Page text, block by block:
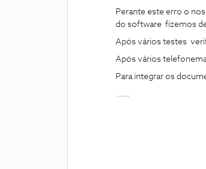
Perante este erro o
do software fizemos
Após vários testes
Após vários
Para integrar os
…..